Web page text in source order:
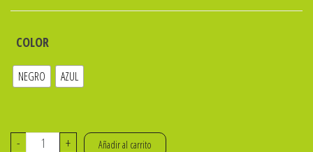
COLOR
NEGRO AZUL
-
REPUESTO
+ Añadir al carrito